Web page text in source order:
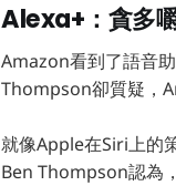
Alexa+：貪多
Amazon看到了語音
Thompson卻質疑，
就像Apple在Siri上的
Ben Thompson認為